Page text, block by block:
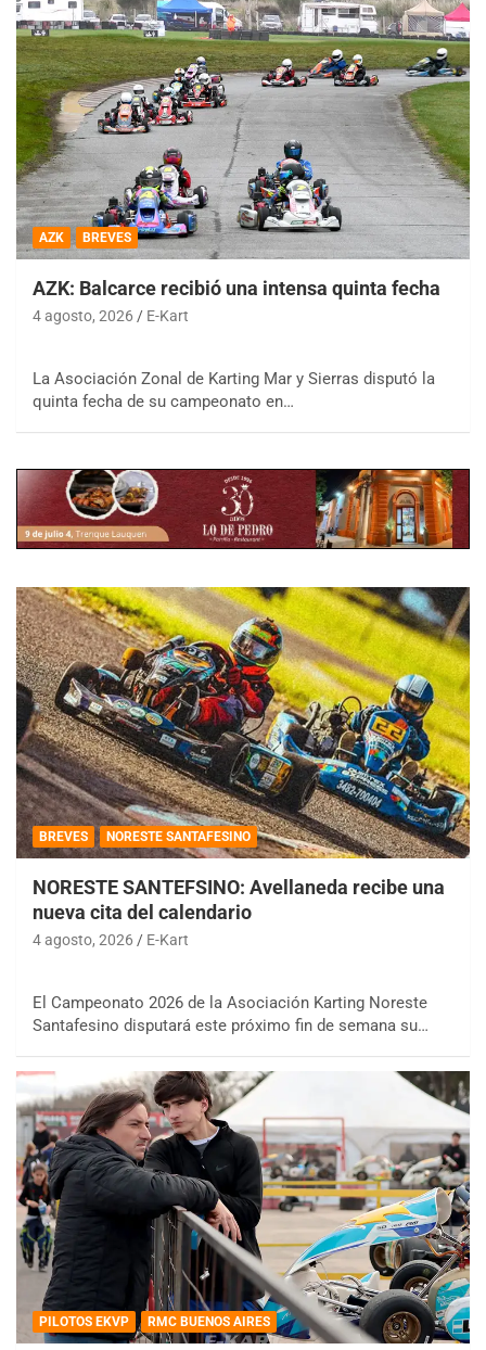
AZK BREVES
AZK: Balcarce recibió una intensa quinta fecha
4 agosto, 2026 E-Kart
La Asociación Zonal de Karting Mar y Sierras disputó la
quinta fecha de su campeonato en…
BREVES NORESTE SANTAFESINO
NORESTE SANTEFSINO: Avellaneda recibe una
nueva cita del calendario
4 agosto, 2026 E-Kart
El Campeonato 2026 de la Asociación Karting Noreste
Santafesino disputará este próximo fin de semana su…
PILOTOS EKVP RMC BUENOS AIRES